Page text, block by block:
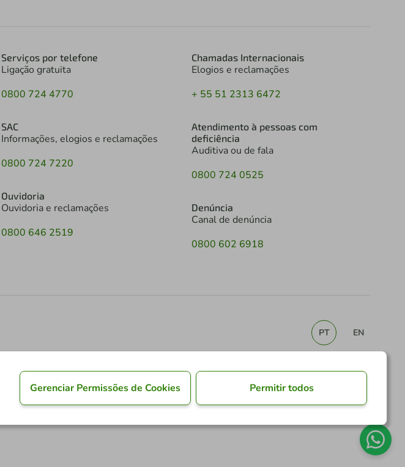
Serviços por telefone
Ligação gratuita
0800 724 4770
SAC
Informações, elogios e reclamações
0800 724 7220
Ouvidoria
Ouvidoria e reclamações
0800 646 2519
Chamadas Internacionais
Elogios e reclamações
+ 55 51 2313 6472
Atendimento à pessoas com
deficiência
Auditiva ou de fala
0800 724 0525
Denúncia
Canal de denúncia
0800 602 6918
PT EN
Gerenciar Permissões de Cookies Permitir todos